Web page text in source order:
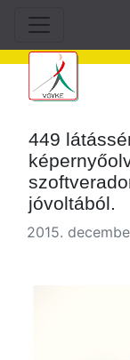
449
jóvoltából.
2015.